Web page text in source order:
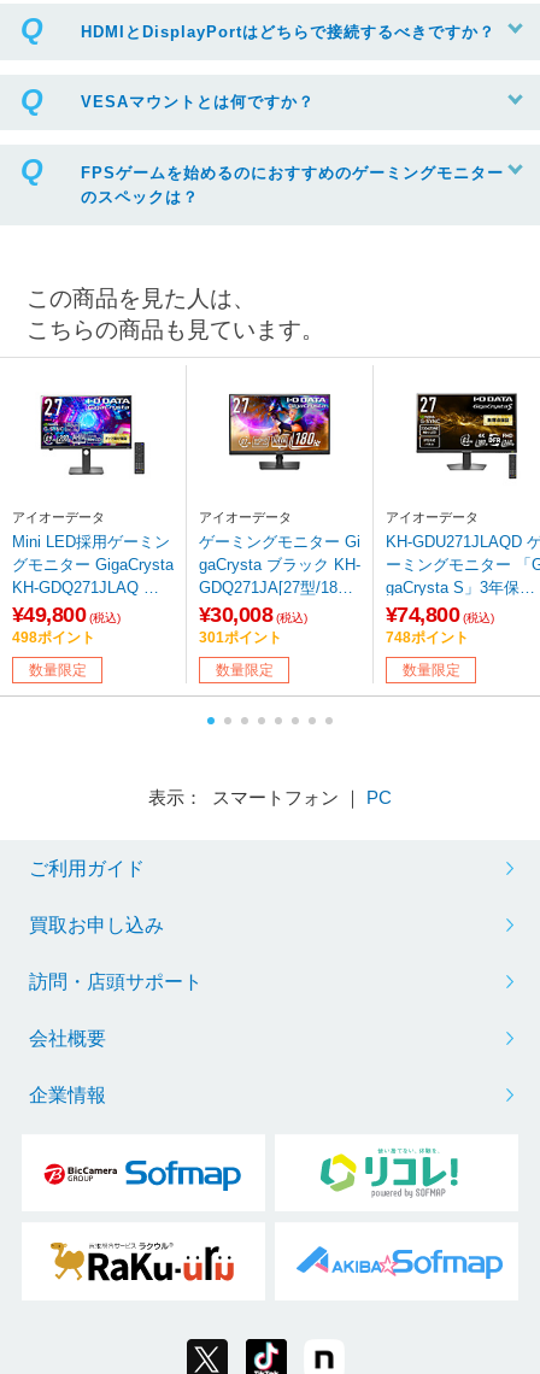
HDMIとDisplayPortはどちらで接続するべきですか？
VESAマウントとは何ですか？
FPSゲームを始めるのにおすすめのゲーミングモニター
のスペックは？
この商品を見た人は、
こちらの商品も見ています。
アイオーデータ
Mini LED採用ゲーミン
グモニター GigaCrysta
KH-GDQ271JLAQ ブ
ラック［27型/WQHD(2
560×1440）/200Hz/リ
モコン付属］
¥49,800 (税込)
498ポイント
数量限定
アイオーデータ
ゲーミングモニター Gi
gaCrysta ブラック KH-
GDQ271JA[27型/180H
z/WQHD/AHVAパネル]
¥30,008 (税込)
301ポイント
数量限定
アイオーデータ
KH-GDU271JLAQD
ーミングモニター 「
gaCrysta S」3年保証
ブラック ［27型 /
840×2160） /ワイド /
60Hz］ 【sof001】
¥74,800 (税込)
748ポイント
数量限定
表示： スマートフォン ｜ PC
ご利用ガイド
買取お申し込み
訪問・店頭サポート
会社概要
企業情報